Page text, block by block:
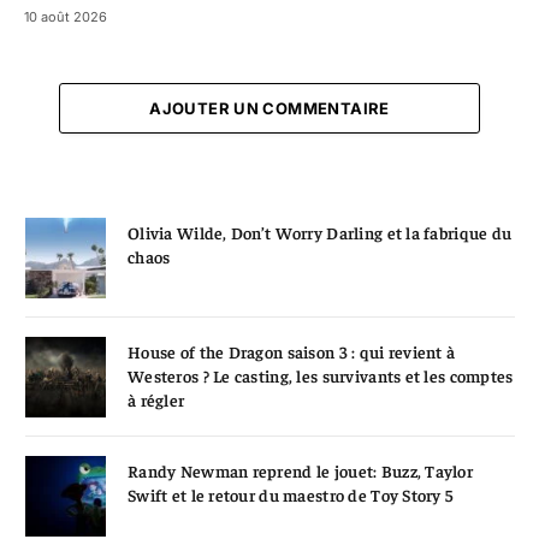
10 août 2026
AJOUTER UN COMMENTAIRE
Olivia Wilde, Don’t Worry Darling et la fabrique du
chaos
House of the Dragon saison 3 : qui revient à
Westeros ? Le casting, les survivants et les comptes
à régler
Randy Newman reprend le jouet: Buzz, Taylor
Swift et le retour du maestro de Toy Story 5